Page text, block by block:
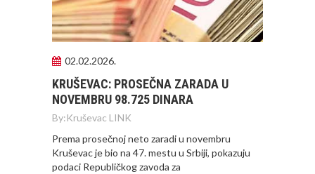
02.02.2026.
KRUŠEVAC: PROSEČNA ZARADA U
NOVEMBRU 98.725 DINARA
By:Kruševac LINK
Prema prosečnoj neto zaradi u novembru
Kruševac je bio na 47. mestu u Srbiji, pokazuju
podaci Republičkog zavoda za